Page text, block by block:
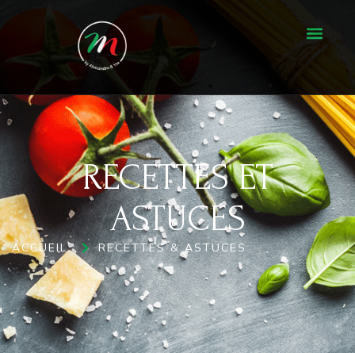
RECETTES ET ASTUCES
RECETTES ET
ASTUCES
ACCUEIL RECETTES & ASTUCES